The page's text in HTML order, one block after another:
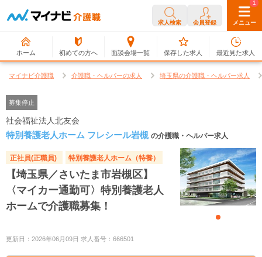
求人検索 会員登録 メニュー
ホーム 初めての方へ 面談会場一覧
0
保存した求人
1
最近見た求人
マイナビ介護職 介護職・ヘルパーの求人 埼玉県の介護職・ヘルパー求人
募集停止
社会福祉法人北友会
特別養護老人ホーム フレシール岩槻 の介護職・ヘルパー求人
正社員(正職員) 特別養護老人ホーム（特養）
【埼玉県／さいたま市岩槻区】
〈マイカー通勤可〉特別養護老人
ホームで介護職募集！
更新日：2026年06月09日 求人番号：666501